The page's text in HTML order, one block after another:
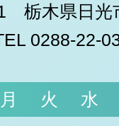
栃木県日光
0288-22-
月 火
水